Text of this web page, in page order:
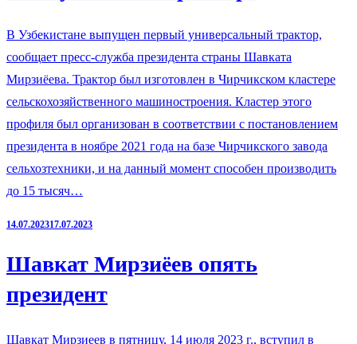
В Узбекистане выпущен первый универсальный трактор,
сообщает пресс-служба президента страны Шавката
Мирзиёева. Трактор был изготовлен в Чирчикском кластере
сельскохозяйственного машиностроения. Кластер этого
профиля был организован в соответствии с постановлением
президента в ноябре 2021 года на базе Чирчикского завода
сельхозтехники, и на данный момент способен производить
до 15 тысяч…
14.07.202317.07.2023
Шавкат Мирзиёев опять
президент
Шавкат Мирзиеев в пятницу, 14 июля 2023 г., вступил в